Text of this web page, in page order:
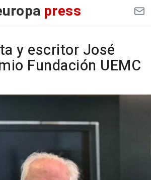
press
y escritor José
Fundación UEMC